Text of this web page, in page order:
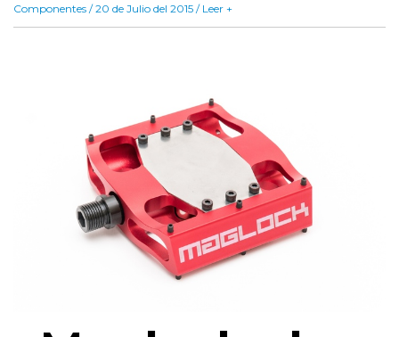
Componentes / 20 de Julio del 2015 / Leer +